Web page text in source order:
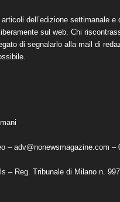
dell’edizione settimanale
sul web. Chi
di segnalarlo alla mail di
– adv@nonewsmagazine.com –
– Reg. Tribunale di Milano n.